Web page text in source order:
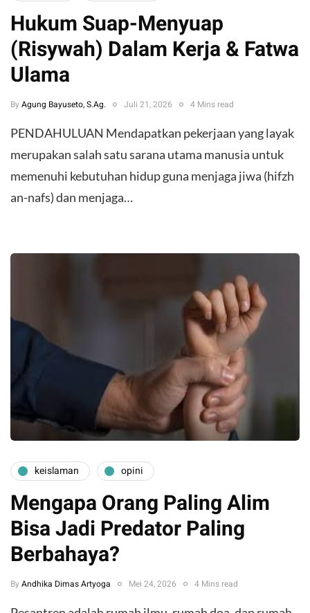
Hukum Suap-Menyuap
(Risywah) Dalam Kerja & Fatwa
Ulama
By Agung Bayuseto, S.Ag. Juli 21, 2026 4 Mins read
​PENDAHULUAN ​Mendapatkan pekerjaan yang layak
merupakan salah satu sarana utama manusia untuk
memenuhi kebutuhan hidup guna menjaga jiwa (hifzh
an-nafs) dan menjaga…
keislaman opini
Mengapa Orang Paling Alim
Bisa Jadi Predator Paling
Berbahaya?
By Andhika Dimas Artyoga Mei 24, 2026 4 Mins read